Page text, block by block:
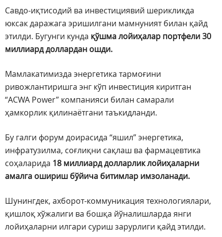
Савдо-иқтисодий ва инвестициявий шерикликда
юксак даражага эришилгани мамнуният билан қайд
этилди. Бугунги кунда қўшма лойиҳалар портфели 30
миллиард доллардан ошди.
Мамлакатимизда энергетика тармоғини
ривожлантиришга энг кўп инвестиция киритган
“ACWA Power” компанияси билан самарали
ҳамкорлик қилинаётгани таъкидланди.
Бу галги форум доирасида “яшил” энергетика,
инфратузилма, соғлиқни сақлаш ва фармацевтика
соҳаларида 18 миллиард долларлик лойиҳаларни
амалга ошириш бўйича битимлар имзоланади.
Шунингдек, ахборот-коммуникация технологиялари,
қишлоқ хўжалиги ва бошқа йўналишларда янги
лойиҳаларни илгари суриш зарурлиги қайд этилди.